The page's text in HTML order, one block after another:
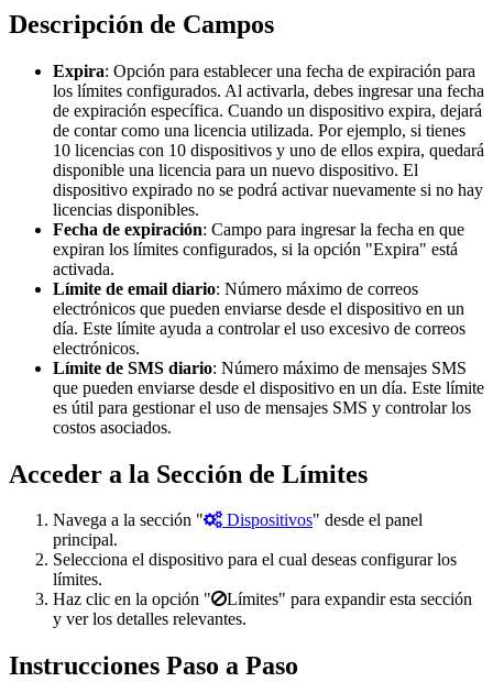
Descripción de Campos
Expira: Opción para establecer una fecha de expiración para
los límites configurados. Al activarla, debes ingresar una fecha
de expiración específica. Cuando un dispositivo expira, dejará
de contar como una licencia utilizada. Por ejemplo, si tienes
10 licencias con 10 dispositivos y uno de ellos expira, quedará
disponible una licencia para un nuevo dispositivo. El
dispositivo expirado no se podrá activar nuevamente si no hay
licencias disponibles.
Fecha de expiración: Campo para ingresar la fecha en que
expiran los límites configurados, si la opción "Expira" está
activada.
Límite de email diario: Número máximo de correos
electrónicos que pueden enviarse desde el dispositivo en un
día. Este límite ayuda a controlar el uso excesivo de correos
electrónicos.
Límite de SMS diario: Número máximo de mensajes SMS
que pueden enviarse desde el dispositivo en un día. Este límite
es útil para gestionar el uso de mensajes SMS y controlar los
costos asociados.
Acceder a la Sección de Límites
Navega a la sección " Dispositivos" desde el panel
principal.
Selecciona el dispositivo para el cual deseas configurar los
límites.
Haz clic en la opción "
Límites" para expandir esta sección
y ver los detalles relevantes.
Instrucciones Paso a Paso